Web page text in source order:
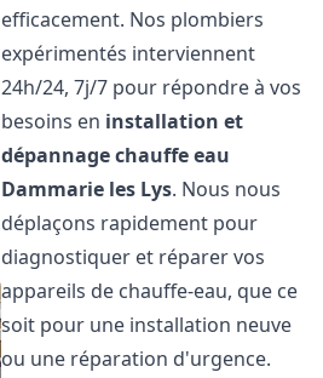
efficacement. Nos plombiers
expérimentés interviennent
24h/24, 7j/7 pour répondre à vos
besoins en installation et
dépannage chauffe eau
Dammarie les Lys. Nous nous
déplaçons rapidement pour
diagnostiquer et réparer vos
appareils de chauffe-eau, que ce
soit pour une installation neuve
ou une réparation d'urgence.